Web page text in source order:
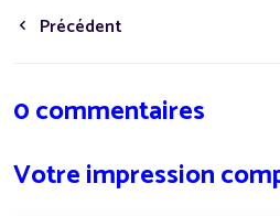
Précédent
0 commentaires
Votre impression